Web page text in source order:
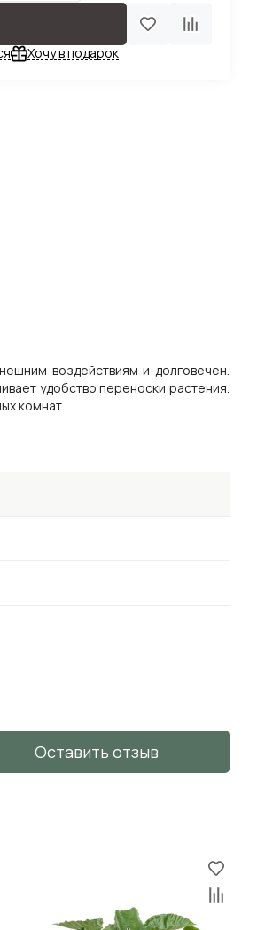
Хочу в подарок
воздействиям и долговечен.
удобство переноски растения.
комнат.
Оставить отзыв